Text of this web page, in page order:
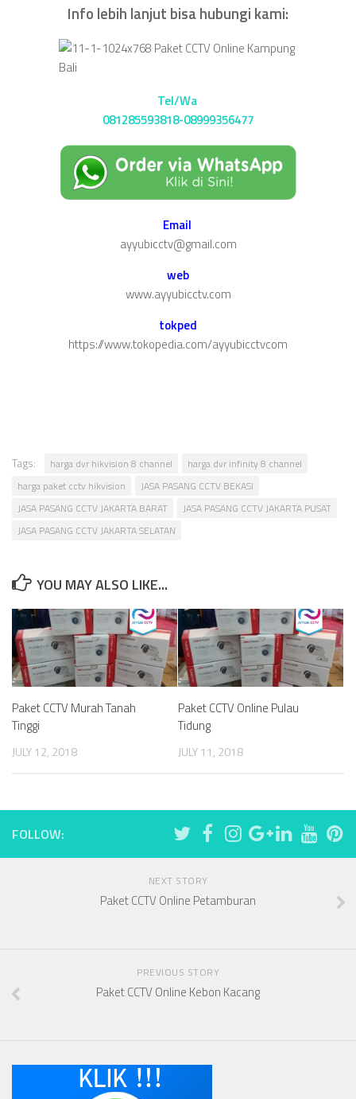
Info lebih lanjut bisa hubungi kami:
Tel/Wa
081285593818-08999356477
Email
ayyubicctv@gmail.com
web
www.ayyubicctv.com
tokped
https://www.tokopedia.com/ayyubicctvcom
Tags: harga dvr hikvision 8 channel
harga dvr infinity 8 channel
harga paket cctv hikvision
JASA PASANG CCTV BEKASI
JASA PASANG CCTV JAKARTA BARAT
JASA PASANG CCTV JAKARTA PUSAT
JASA PASANG CCTV JAKARTA SELATAN
YOU MAY ALSO LIKE...
Paket CCTV Murah Tanah
Tinggi
JULY 12, 2018
Paket CCTV Online Pulau
Tidung
JULY 11, 2018
FOLLOW:
NEXT STORY
Paket CCTV Online Petamburan
PREVIOUS STORY
Paket CCTV Online Kebon Kacang